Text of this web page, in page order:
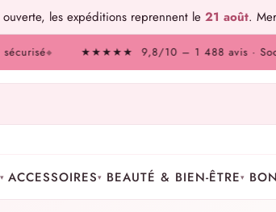
les expéditions reprennent le 21 août.
◆ ★★★★★ 9,8/10 – 1 488 avis ·
▾ ACCESSOIRES▾ BEAUTÉ & BIEN-ÊTRE▾